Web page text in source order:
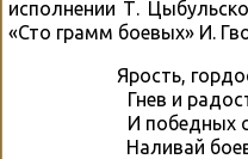
исполнении Т.
«Сто грамм боевых» И.
Ярость,
Гнев и
И победных
Наливай